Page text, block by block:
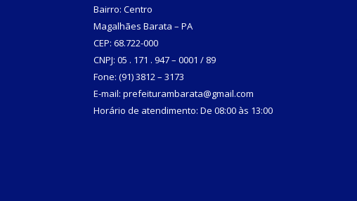
Bairro: Centro
Magalhães Barata – PA
CEP: 68.722-000
CNPJ: 05 . 171 . 947 – 0001 / 89
Fone: (91) 3812 – 3173
E-mail: prefeiturambarata@gmail.com
Horário de atendimento: De 08:00 às 13:00